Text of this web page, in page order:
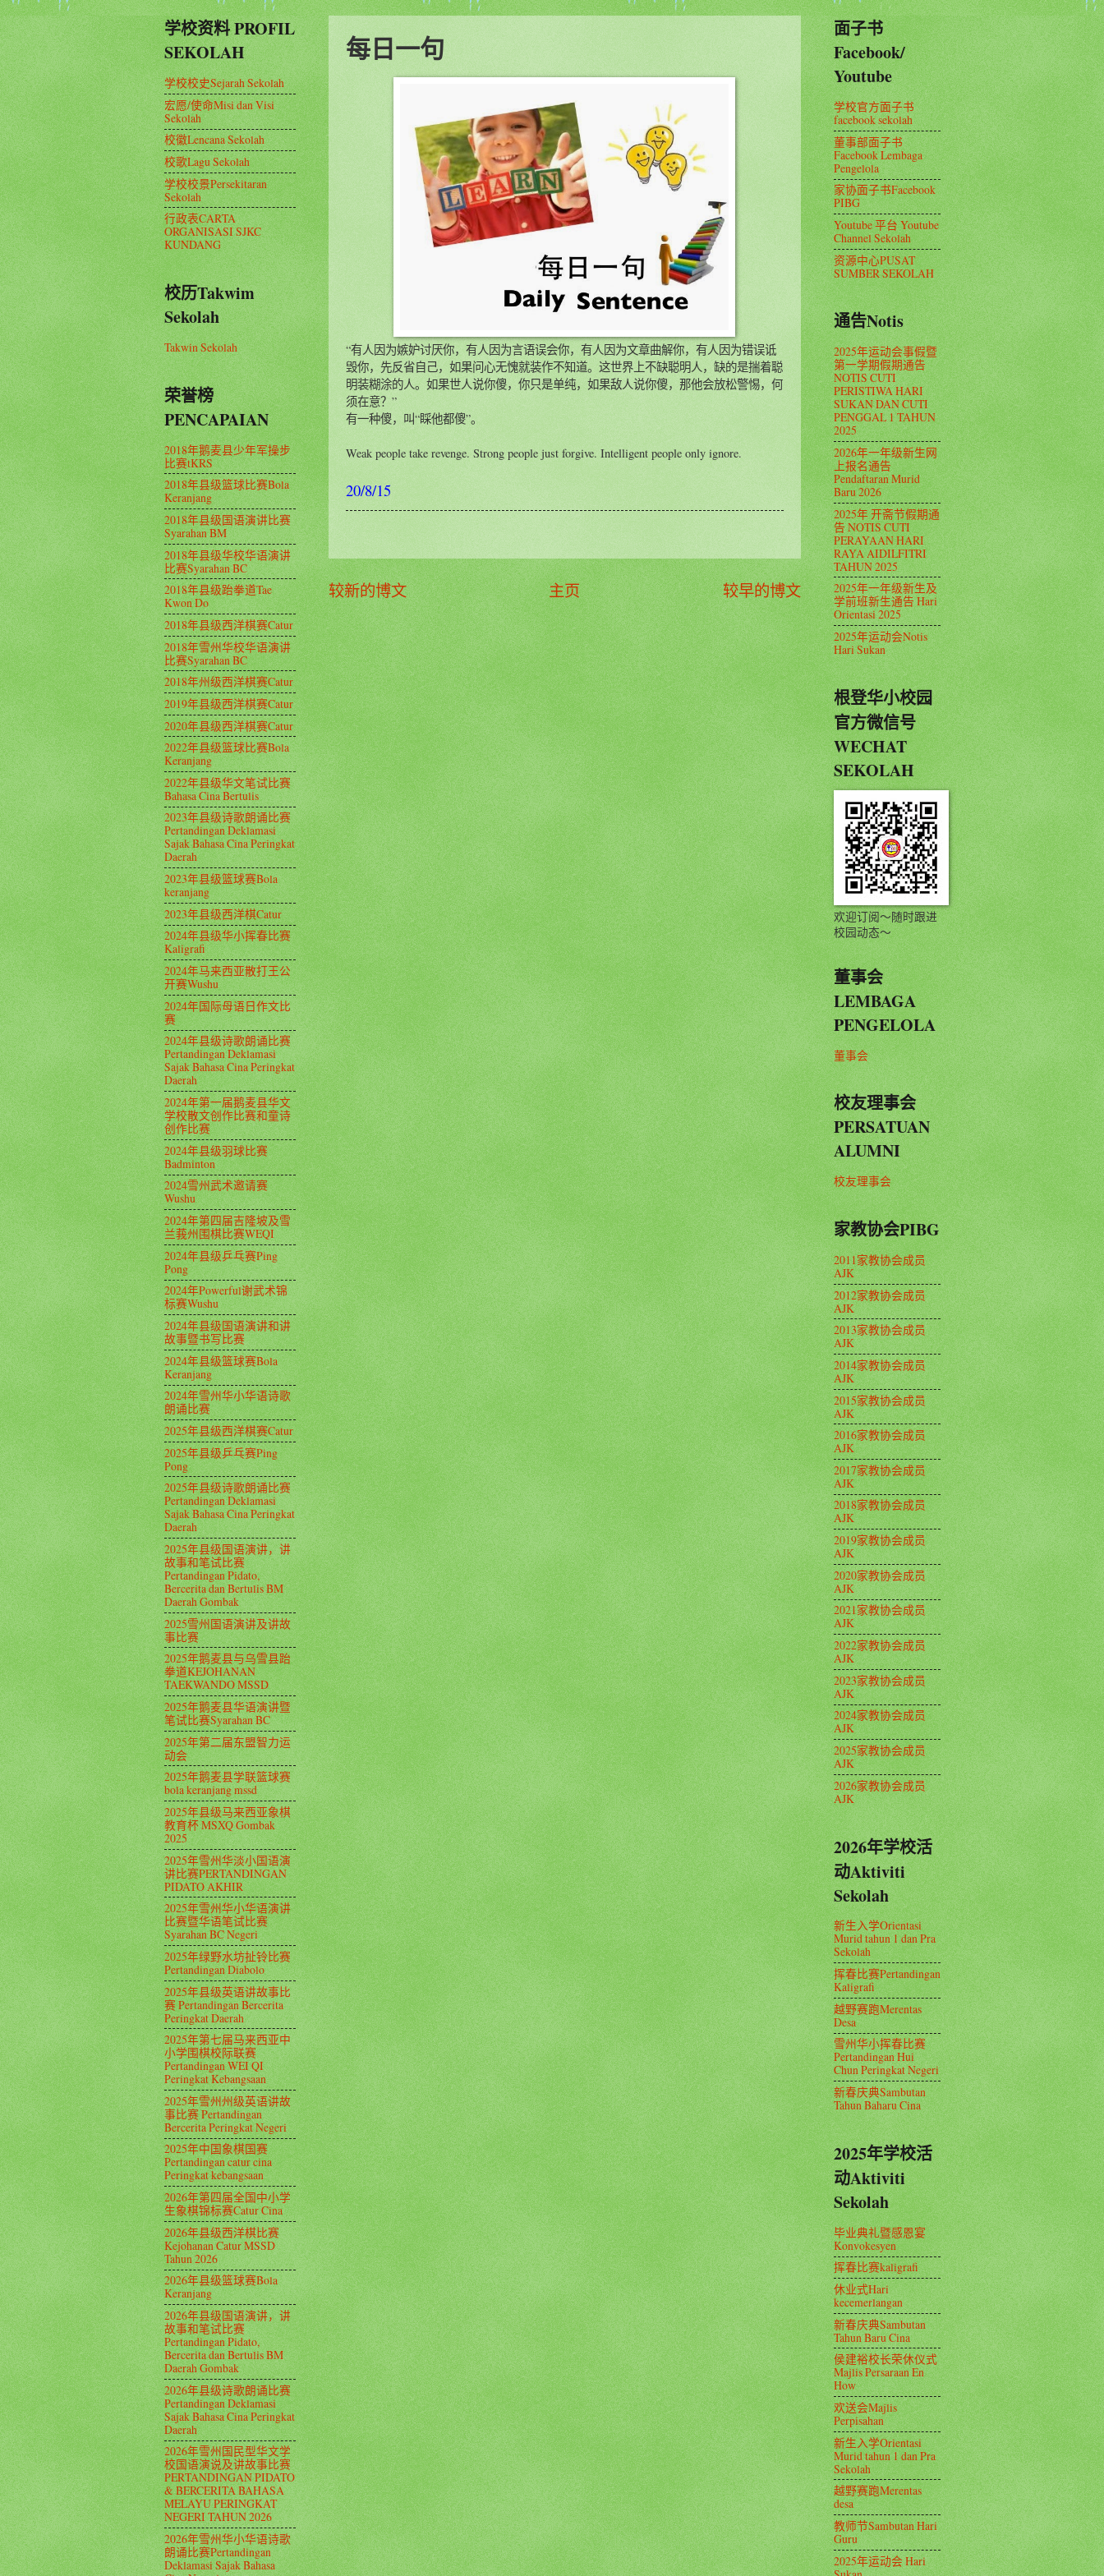
每日一句
“有人因为嫉妒讨厌你，有人因为言语误会你，有人因为文章曲解你，有人因为错误诋
毁你，先反省自己，如果问心无愧就装作不知道。这世界上不缺聪明人，缺的是揣着聪
明装糊涂的人。如果世人说你傻，你只是单纯，如果敌人说你傻，那他会放松警惕，何
须在意？”
有一种傻，叫“睬他都傻”。
Weak people take revenge. Strong people just forgive. Intelligent people only ignore.
20/8/15
较新的博文 较早的博文
主页
学校资料 PROFIL
SEKOLAH
学校校史Sejarah Sekolah
宏愿/使命Misi dan Visi
Sekolah
校徽Lencana Sekolah
校歌Lagu Sekolah
学校校景Persekitaran
Sekolah
行政表CARTA
ORGANISASI SJKC
KUNDANG
校历Takwim
Sekolah
Takwin Sekolah
荣誉榜
PENCAPAIAN
2018年鹅麦县少年军操步
比赛tKRS
2018年县级篮球比赛Bola
Keranjang
2018年县级国语演讲比赛
Syarahan BM
2018年县级华校华语演讲
比赛Syarahan BC
2018年县级跆拳道Tae
Kwon Do
2018年县级西洋棋赛Catur
2018年雪州华校华语演讲
比赛Syarahan BC
2018年州级西洋棋赛Catur
2019年县级西洋棋赛Catur
2020年县级西洋棋赛Catur
2022年县级篮球比赛Bola
Keranjang
2022年县级华文笔试比赛
Bahasa Cina Bertulis
2023年县级诗歌朗诵比赛
Pertandingan Deklamasi
Sajak Bahasa Cina Peringkat
Daerah
2023年县级篮球赛Bola
keranjang
2023年县级西洋棋Catur
2024年县级华小挥春比赛
Kaligrafi
2024年马来西亚散打王公
开赛Wushu
2024年国际母语日作文比
赛
2024年县级诗歌朗诵比赛
Pertandingan Deklamasi
Sajak Bahasa Cina Peringkat
Daerah
2024年第一届鹅麦县华文
学校散文创作比赛和童诗
创作比赛
2024年县级羽球比赛
Badminton
2024雪州武术邀请赛
Wushu
2024年第四届吉隆坡及雪
兰莪州围棋比赛WEQI
2024年县级乒乓赛Ping
Pong
2024年Powerful谢武术锦
标赛Wushu
2024年县级国语演讲和讲
故事暨书写比赛
2024年县级篮球赛Bola
Keranjang
2024年雪州华小华语诗歌
朗诵比赛
2025年县级西洋棋赛Catur
2025年县级乒乓赛Ping
Pong
2025年县级诗歌朗诵比赛
Pertandingan Deklamasi
Sajak Bahasa Cina Peringkat
Daerah
2025年县级国语演讲，讲
故事和笔试比赛
Pertandingan Pidato,
Bercerita dan Bertulis BM
Daerah Gombak
2025雪州国语演讲及讲故
事比赛
2025年鹅麦县与乌雪县跆
拳道KEJOHANAN
TAEKWANDO MSSD
2025年鹅麦县华语演讲暨
笔试比赛Syarahan BC
2025年第二届东盟智力运
动会
2025年鹅麦县学联篮球赛
bola keranjang mssd
2025年县级马来西亚象棋
教育杯 MSXQ Gombak
2025
2025年雪州华淡小国语演
讲比赛PERTANDINGAN
PIDATO AKHIR
2025年雪州华小华语演讲
比赛暨华语笔试比赛
Syarahan BC Negeri
2025年绿野水坊扯铃比赛
Pertandingan Diabolo
2025年县级英语讲故事比
赛 Pertandingan Bercerita
Peringkat Daerah
2025年第七届马来西亚中
小学围棋校际联赛
Pertandingan WEI QI
Peringkat Kebangsaan
2025年雪州州级英语讲故
事比赛 Pertandingan
Bercerita Peringkat Negeri
2025年中国象棋国赛
Pertandingan catur cina
Peringkat kebangsaan
2026年第四届全国中小学
生象棋锦标赛Catur Cina
2026年县级西洋棋比赛
Kejohanan Catur MSSD
Tahun 2026
2026年县级篮球赛Bola
Keranjang
2026年县级国语演讲，讲
故事和笔试比赛
Pertandingan Pidato,
Bercerita dan Bertulis BM
Daerah Gombak
2026年县级诗歌朗诵比赛
Pertandingan Deklamasi
Sajak Bahasa Cina Peringkat
Daerah
2026年雪州国民型华文学
校国语演说及讲故事比赛
PERTANDINGAN PIDATO
& BERCERITA BAHASA
MELAYU PERINGKAT
NEGERI TAHUN 2026
2026年雪州华小华语诗歌
朗诵比赛Pertandingan
Deklamasi Sajak Bahasa
面子书
Facebook/
Youtube
学校官方面子书
facebook sekolah
董事部面子书
Facebook Lembaga
Pengelola
家协面子书Facebook
PIBG
Youtube 平台 Youtube
Channel Sekolah
资源中心PUSAT
SUMBER SEKOLAH
通告Notis
2025年运动会事假暨
第一学期假期通告
NOTIS CUTI
PERISTIWA HARI
SUKAN DAN CUTI
PENGGAL 1 TAHUN
2025
2026年一年级新生网
上报名通告
Pendaftaran Murid
Baru 2026
2025年 开斋节假期通
告 NOTIS CUTI
PERAYAAN HARI
RAYA AIDILFITRI
TAHUN 2025
2025年一年级新生及
学前班新生通告 Hari
Orientasi 2025
2025年运动会Notis
Hari Sukan
根登华小校园
官方微信号
WECHAT
SEKOLAH
欢迎订阅～随时跟进
校园动态～
董事会
LEMBAGA
PENGELOLA
董事会
校友理事会
PERSATUAN
ALUMNI
校友理事会
家教协会PIBG
2011家教协会成员
AJK
2012家教协会成员
AJK
2013家教协会成员
AJK
2014家教协会成员
AJK
2015家教协会成员
AJK
2016家教协会成员
AJK
2017家教协会成员
AJK
2018家教协会成员
AJK
2019家教协会成员
AJK
2020家教协会成员
AJK
2021家教协会成员
AJK
2022家教协会成员
AJK
2023家教协会成员
AJK
2024家教协会成员
AJK
2025家教协会成员
AJK
2026家教协会成员
AJK
2026年学校活
动Aktiviti
Sekolah
新生入学Orientasi
Murid tahun 1 dan Pra
Sekolah
挥春比赛Pertandingan
Kaligrafi
越野赛跑Merentas
Desa
雪州华小挥春比赛
Pertandingan Hui
Chun Peringkat Negeri
新春庆典Sambutan
Tahun Baharu Cina
2025年学校活
动Aktiviti
Sekolah
毕业典礼暨感恩宴
Konvokesyen
挥春比赛kaligrafi
休业式Hari
kecemerlangan
新春庆典Sambutan
Tahun Baru Cina
侯建裕校长荣休仪式
Majlis Persaraan En
How
欢送会Majlis
Perpisahan
新生入学Orientasi
Murid tahun 1 dan Pra
Sekolah
越野赛跑Merentas
desa
教师节Sambutan Hari
Guru
2025年运动会 Hari